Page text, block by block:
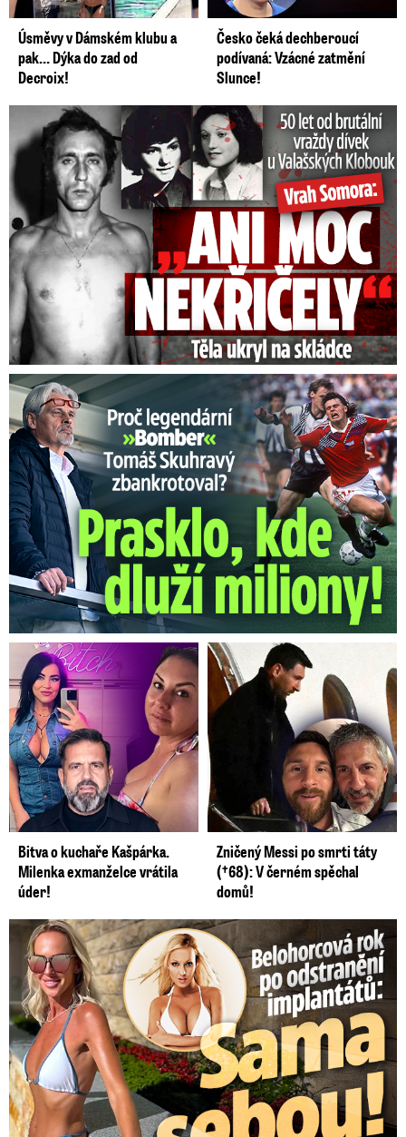
zjištěnými v rámci projektu č.
CZ.1.15/2.1.00/04.00095 „Multifunkční
kongresový sál Čapí hnízdo“.
Ministerstvo financí udělalo v překladu závěrečné zprávy OLAFu k
Čapímu hnízdu chybu. V anglické verzi ji vypadl milion eur. Následně
úřad chybu opravil
Autor: mfcr/Blesk.cz
Úsměvy v Dámském klubu a
pak… Dýka do zad od
Decroix!
Česko čeká dechberoucí
podívaná: Vzácné zatmění
Slunce!
50 let od běsnění Somory: Těla dívek vrah ukryl na skládce
Proč Skuhravý zbankrotoval? Prasklo, kde dluží miliony!
Bitva o kuchaře Kašpárka.
Milenka exmanželce vrátila
úder!
Zničený Messi po smrti táty
(†68): V černém spěchal
domů!
Belohorcová rok po odstranění implantátů: Konečně sama sebou